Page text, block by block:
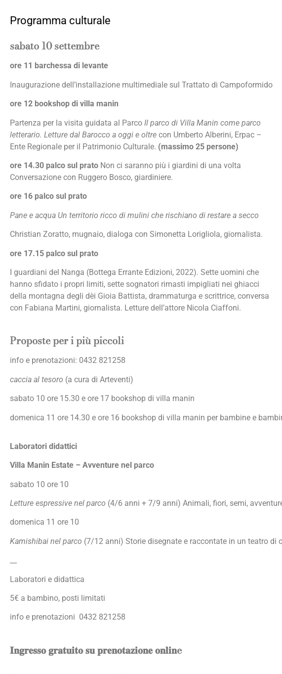
Programma culturale
sabato 10 settembre
ore 11 barchessa di levante
Inaugurazione dell’installazione multimediale sul Trattato di Campoformido
ore 12 bookshop di villa manin
Partenza per la visita guidata al Parco Il parco di Villa Manin come parco
letterario. Letture dal Barocco a oggi e oltre con Umberto Alberini, Erpac –
Ente Regionale per il Patrimonio Culturale. (massimo 25 persone)
ore 14.30 palco sul prato Non ci saranno più i giardini di una volta
Conversazione con Ruggero Bosco, giardiniere.
ore 16 palco sul prato
Pane e acqua Un territorio ricco di mulini che rischiano di restare a secco
Christian Zoratto, mugnaio, dialoga con Simonetta Lorigliola, giornalista.
ore 17.15 palco sul prato
I guardiani del Nanga (Bottega Errante Edizioni, 2022). Sette uomini che
hanno sfidato i propri limiti, sette sognatori rimasti impigliati nei ghiacci
della montagna degli dèi Gioia Battista, drammaturga e scrittrice, conversa
con Fabiana Martini, giornalista. Letture dell’attore Nicola Ciaffoni.
Proposte per i più piccoli
info e prenotazioni: 0432 821258
caccia al tesoro (a cura di Arteventi)
sabato 10 ore 15.30 e ore 17 bookshop di villa manin
domenica 11 ore 14.30 e ore 16 bookshop di villa manin per bambine e
Laboratori didattici
Villa Manin Estate – Avventure nel parco
sabato 10 ore 10
Letture espressive nel parco (4/6 anni + 7/9 anni) Animali, fiori, semi,
domenica 11 ore 10
Kamishibai nel parco (7/12 anni) Storie disegnate e raccontate in un teatro di
Laboratori e didattica
5€ a bambino, posti limitati
info e prenotazioni 0432 821258
𝐈𝐧𝐠𝐫𝐞𝐬𝐬𝐨 𝐠𝐫𝐚𝐭𝐮𝐢𝐭𝐨 𝐬𝐮 𝐩𝐫𝐞𝐧𝐨𝐭𝐚𝐳𝐢𝐨𝐧𝐞 𝐨𝐧𝐥𝐢𝐧e